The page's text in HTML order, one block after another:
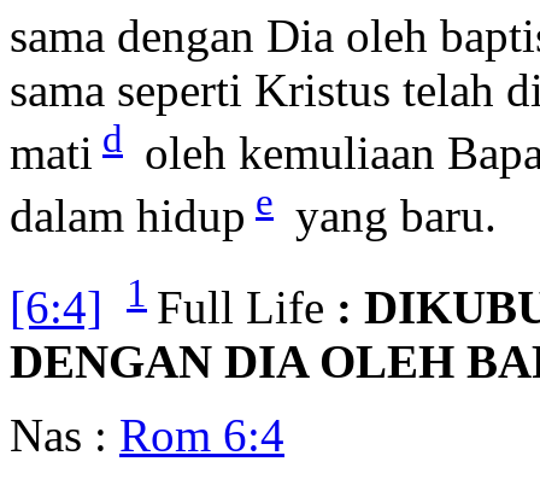
sama dengan Dia oleh
sama seperti Kristus telah
mati d oleh kemuliaan
dalam hidup e yang baru.
[6:4]
1 Full Life :
DENGAN DIA OLEH
Nas : Rom 6:4